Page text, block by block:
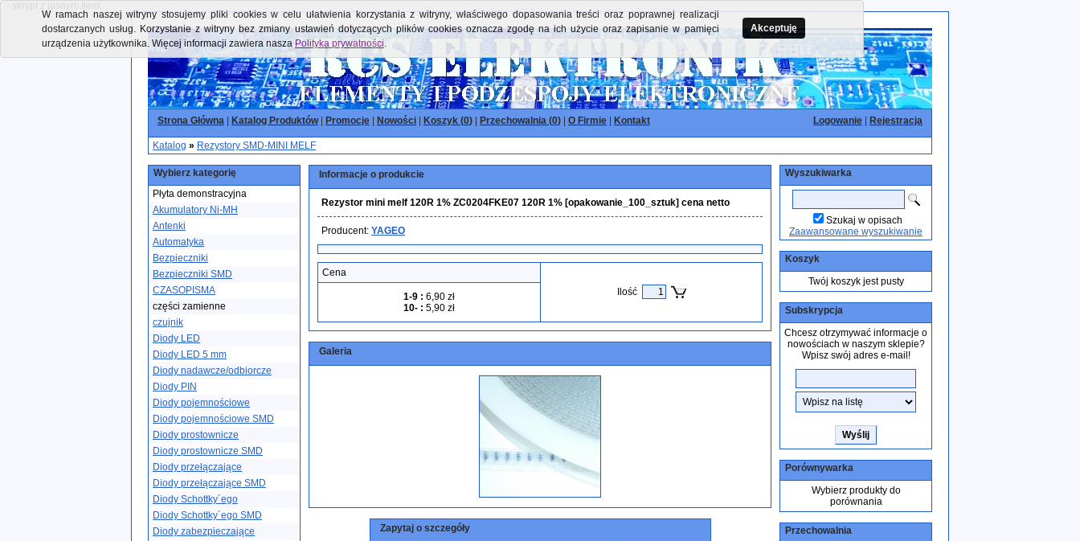
- skrypt z jasnym tłem:
Strona Główna Katalog Produktów| Promocje Nowości Koszyk (0) Przechowalnia (0) O Firmie Kontakt Logowanie Rejestracja
Katalog » Rezystory SMD-MINI MELF
Wybierz kategorię
Płyta demonstracyjna
Akumulatory Ni-MH
Antenki
Automatyka
Bezpieczniki
Bezpieczniki SMD
CZASOPISMA
części zamienne
czujnik
Diody LED
Diody LED 5 mm
Diody nadawcze/odbiorcze
Diody PIN
Diody pojemnościowe
Diody pojemnościowe SMD
Diody prostownicze
Diody prostownicze SMD
Diody przełączające
Diody przełączające SMD
Diody Schottky´ego
Diody Schottky´ego SMD
Diody zabezpieczające
Informacje o produkcie
Rezystor mini melf 120R 1% ZC0204FKE07 120R 1% [opakowanie_100_sztuk] cena netto
Producent: YAGEO
Cena
Ilość
1-9 : 6,90 zł
10- : 5,90 zł
Galeria
Zapytaj o szczegóły
Wyszukiwarka
Szukaj w opisach
Zaawansowane wyszukiwanie
Koszyk
Twój koszyk jest pusty
Subskrypcja
Chcesz otrzymywać informacje o
nowościach w naszym sklepie?
Wpisz swój adres e-mail!
Porównywarka
Wybierz produkty do
porównania
Przechowalnia
W ramach naszej witryny stosujemy pliki cookies w celu ułatwienia korzystania z witryny, właściwego dopasowania treści oraz poprawnej realizacji
dostarczanych usług. Korzystanie z witryny bez zmiany ustawień dotyczących plików cookies oznacza zgodę na ich użycie oraz zapisanie w pamięci
urządzenia użytkownika. Więcej informacji zawiera nasza Polityka prywatności.
Akceptuję